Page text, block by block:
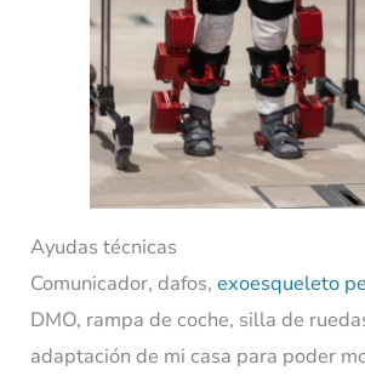
Ayudas técnicas
Comunicador, dafos, exoesqueleto
DMO, rampa de coche, silla de
adaptación de mi casa para poder